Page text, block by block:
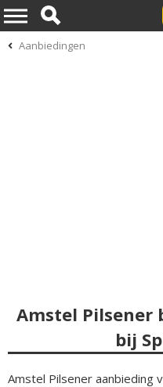
Aanbiedingen
Amstel Pilsener
bij
Amstel Pilsener aanbieding